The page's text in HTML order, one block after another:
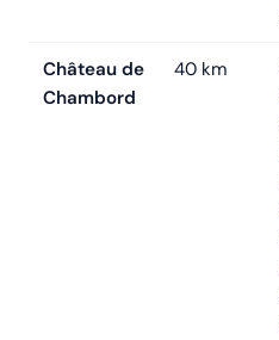
Château de
Chambord
40 km